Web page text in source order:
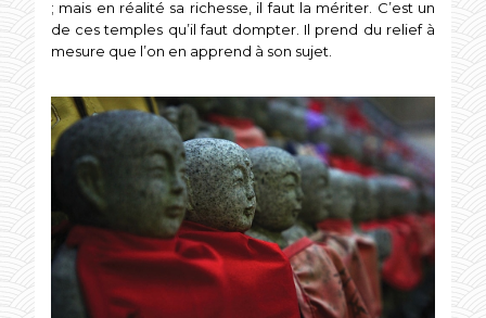
; mais en réalité sa richesse, il faut la mériter. C’est un
de ces temples qu’il faut dompter. Il prend du relief à
mesure que l’on en apprend à son sujet.